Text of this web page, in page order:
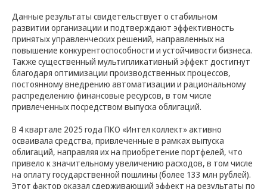
Данные результаты свидетельствует о стабильном
развитии организации и подтверждают эффективность
принятых управленческих решений, направленных на
повышение конкурентоспособности и устойчивости бизнеса.
Также существенный мультипликативный эффект достигнут
благодаря оптимизации производственных процессов,
постоянному внедрению автоматизации и рациональному
распределению финансовые ресурсов, в том числе
привлеченных посредством выпуска облигаций.
В 4 квартале 2025 года ПКО «Интел коллект» активно
осваивала средства, привлеченные в рамках выпуска
облигаций, направляя их на приобретение портфелей, что
привело к значительному увеличению расходов, в том числе
на оплату государственной пошлины (более 133 млн рублей).
Этот фактор оказал сдерживающий эффект на результаты по